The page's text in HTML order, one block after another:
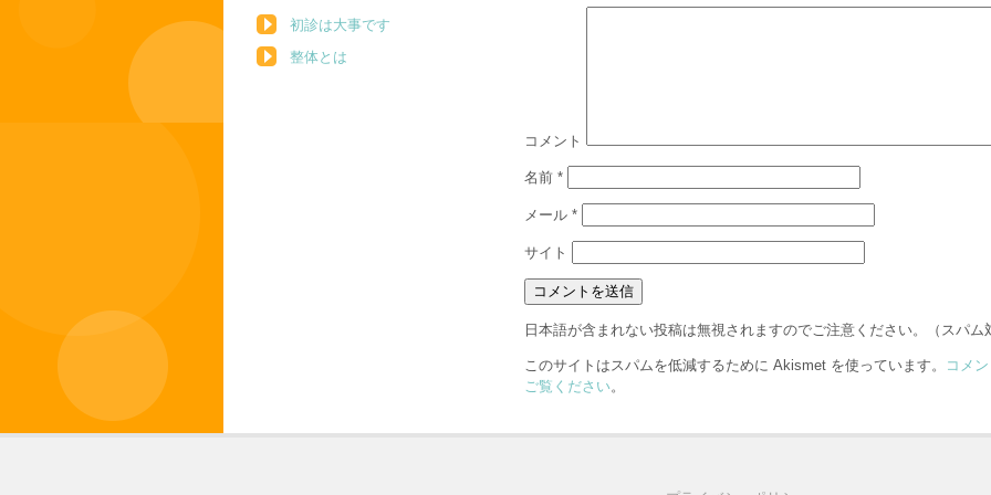
コメント
名前 *
メール *
サイト
日本語が含まれない投稿は無視されますのでご注意ください。（スパム
このサイトはスパムを低減するために Akismet を使っています。
コメ
ご覧ください。
初診は大事です
整体とは